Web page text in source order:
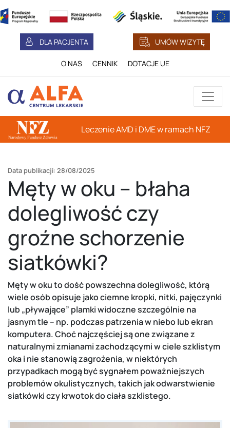
DLA PACJENTA UMÓW WIZYTĘ
O NAS CENNIK DOTACJE UE
Leczenie AMD i DME w ramach NFZ
Data publikacji: 28/08/2025
Męty w oku – błaha
dolegliwość czy
groźne schorzenie
siatkówki?
Męty w oku to dość powszechna dolegliwość, którą
wiele osób opisuje jako ciemne kropki, nitki, pajęczynki
lub „pływające” plamki widoczne szczególnie na
jasnym tle – np. podczas patrzenia w niebo lub ekran
komputera. Choć najczęściej są one związane z
naturalnymi zmianami zachodzącymi w ciele szklistym
oka i nie stanowią zagrożenia, w niektórych
przypadkach mogą być sygnałem poważniejszych
problemów okulistycznych, takich jak odwarstwienie
siatkówki czy krwotok do ciała szklistego.